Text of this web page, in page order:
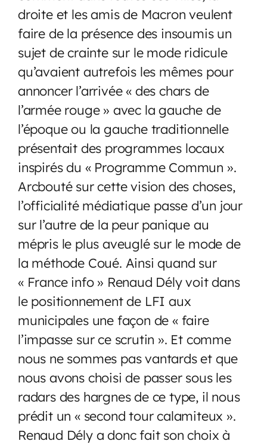
droite et les amis de Macron veulent
faire de la présence des insoumis un
sujet de crainte sur le mode ridicule
qu’avaient autrefois les mêmes pour
annoncer l’arrivée « des chars de
l’armée rouge » avec la gauche de
l’époque ou la gauche traditionnelle
présentait des programmes locaux
inspirés du « Programme Commun ».
Arcbouté sur cette vision des choses,
l’officialité médiatique passe d’un jour
sur l’autre de la peur panique au
mépris le plus aveuglé sur le mode de
la méthode Coué. Ainsi quand sur
« France info » Renaud Dély voit dans
le positionnement de LFI aux
municipales une façon de « faire
l’impasse sur ce scrutin ». Et comme
nous ne sommes pas vantards et que
nous avons choisi de passer sous les
radars des hargnes de ce type, il nous
prédit un « second tour calamiteux ».
Renaud Dély a donc fait son choix à